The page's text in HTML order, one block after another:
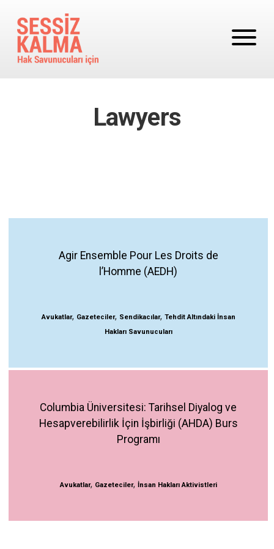
Lawyers
Agir Ensemble Pour Les Droits de
l’Homme (AEDH)
Avukatlar, Gazeteciler, Sendikacılar, Tehdit Altındaki İnsan
Hakları Savunucuları
Columbia Üniversitesi: Tarihsel Diyalog ve
Hesapverebilirlik İçin İşbirliği (AHDA) Burs
Programı
Avukatlar, Gazeteciler, İnsan Hakları Aktivistleri